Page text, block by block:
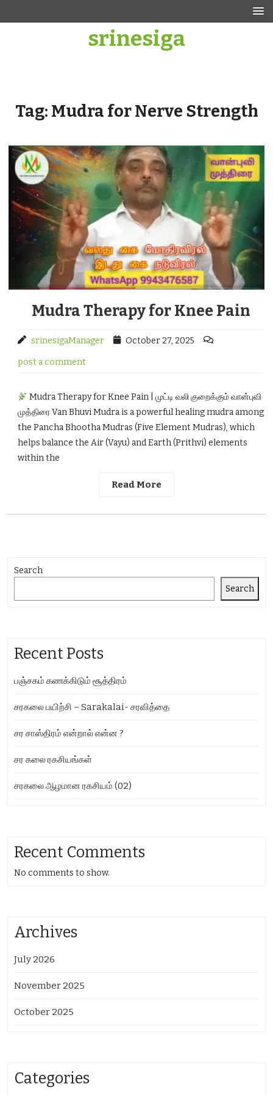
srinesiga
Tag: Mudra for Nerve Strength
Mudra Therapy for Knee Pain
srinesigaManager October 27, 2025
post a comment
Mudra Therapy for Knee Pain | முட்டி வலி குறைக்கும் வான்புவி
முத்திரை Van Bhuvi Mudra is a powerful healing mudra among
the Pancha Bhootha Mudras (Five Element Mudras), which
helps balance the Air (Vayu) and Earth (Prithvi) elements
within the
Read More
Search
Search
Recent Posts
பஞ்சகம் கணக்கிடும் சூத்திரம்
சரகலை பயிற்சி – Sarakalai- சரவித்தை
சர சாஸ்திரம் என்றால் என்ன ?
சர கலை ரகசியங்கள்
சரகலை ஆழமான ரகசியம் (02)
Recent Comments
No comments to show.
Archives
July 2026
November 2025
October 2025
Categories